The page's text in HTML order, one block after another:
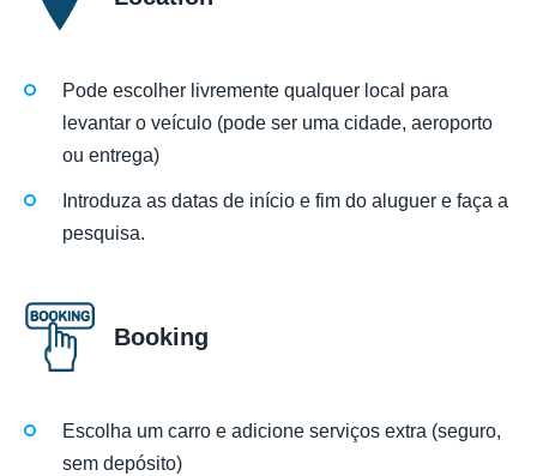
Pode escolher livremente qualquer local para
levantar o veículo (pode ser uma cidade, aeroporto
ou entrega)
Introduza as datas de início e fim do aluguer e faça a
pesquisa.
Booking
Escolha um carro e adicione serviços extra (seguro,
sem depósito)